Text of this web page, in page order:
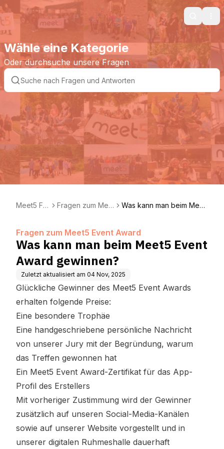
Search
Wähle eine Kategorie
Oder durchsuche unsere Fragen
Meet5 FA
Fragen zum Mee
Was kann man beim Meet
Fragen zum Meet5 Event Award
Was kann man beim Meet5 Event
Award gewinnen?
Zuletzt aktualisiert am 04 Nov, 2025
Glückliche Gewinner des Meet5 Event Awards
erhalten folgende Preise:
Eine besondere Trophäe
Eine handgeschriebene persönliche Nachricht
von unserer Jury mit der Begründung, warum
das Treffen gewonnen hat
Ein Meet5 Event Award-Zertifikat für das App-
Profil des Erstellers
Mit vorheriger Zustimmung wird der Gewinner
zusätzlich auf unseren Social-Media-Kanälen
sowie auf unserer Website vorgestellt und in
unserer digitalen Ruhmeshalle dauerhaft